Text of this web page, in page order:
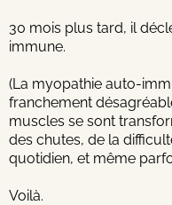
30 mois plus tard, il
immune.
(La myopathie auto-
franchement
muscles se sont
des chutes, de la
quotidien, et même
Voilà.